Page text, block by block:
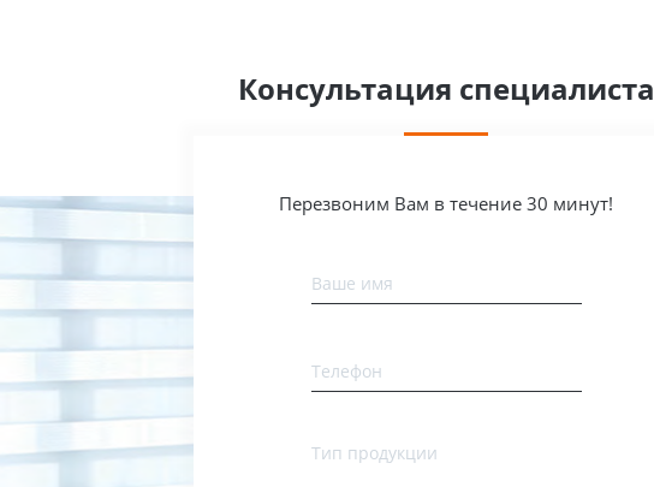
Консультация специалиста
Перезвоним Вам в течение 30 минут!
Ваше имя
Телефон
Тип продукции